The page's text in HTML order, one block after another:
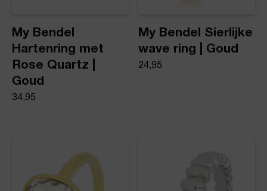
My Bendel
Hartenring met
Rose Quartz |
Goud
34,95
My Bendel Sierlijke
wave ring | Goud
24,95